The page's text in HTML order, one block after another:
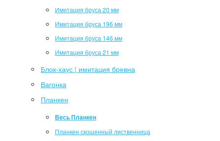
Имитация бруса 20 мм
Имитация бруса 196 мм
Имитация бруса 146 мм
Имитация бруса 21 мм
Блок-хаус | имитация бревна
Вагонка
Планкен
Весь Планкен
Планкен скошенный лиственница